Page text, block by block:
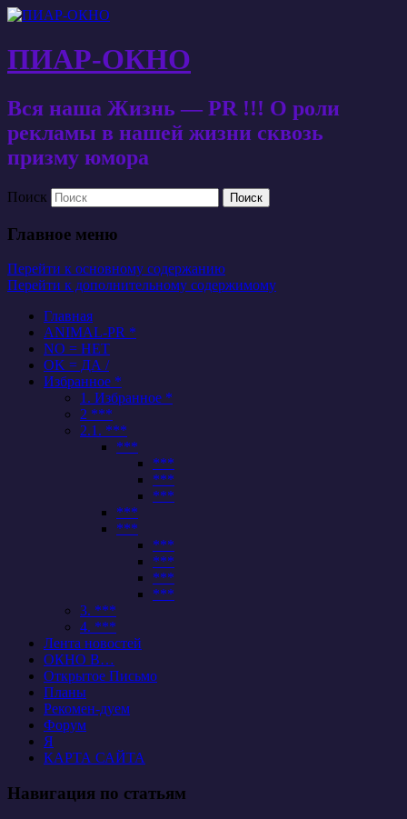
ПИАР-ОКНО
Вся наша Жизнь — PR !!! О роли
рекламы в нашей жизни сквозь
призму юмора
Поиск
Главное меню
Перейти к основному содержанию
Перейти к дополнительному содержимому
Главная
ANIMAL-PR *
NO = НЕТ
OK = ДА /
Избранное *
1. Избранное *
2 ***
2.1. ***
***
***
***
***
***
***
***
***
***
***
3. ***
4. ***
Лента новостей
ОКНО В…
Открытое Письмо
Планы
Рекомен-дуем
Форум
Я
КАРТА САЙТА
Навигация по статьям